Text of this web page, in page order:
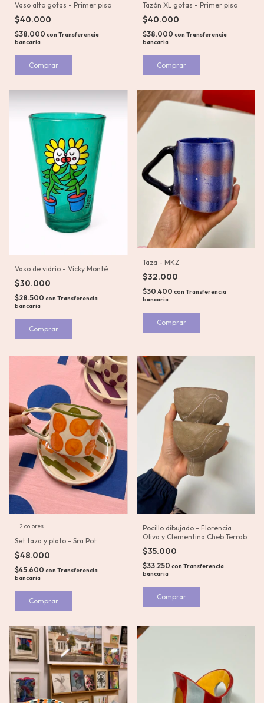
Vaso alto gotas - Primer piso
$40.000
$38.000 con Transferencia
bancaria
Comprar
Tazón XL gotas - Primer piso
$40.000
$38.000 con Transferencia
bancaria
Comprar
Vaso de vidrio - Vicky Monté
$30.000
$28.500 con Transferencia
bancaria
Taza - MKZ
$32.000
$30.400 con Transferencia
bancaria
2 colores
Set taza y plato - Sra Pot
$48.000
$45.600 con Transferencia
bancaria
Comprar
Pocillo dibujado - Florencia
Oliva y Clementina Cheb Terrab
$35.000
$33.250 con Transferencia
bancaria
Comprar